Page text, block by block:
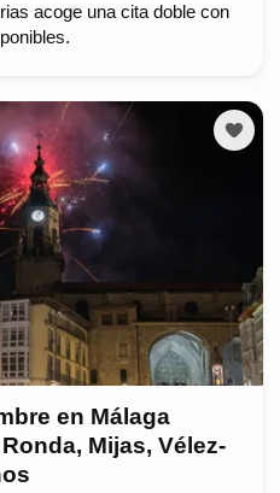
acoge una cita doble con
en Málaga
Mijas, Vélez-